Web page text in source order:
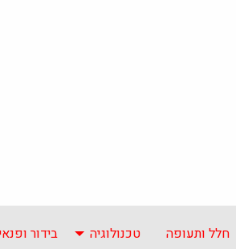
חלל ותעופה טכנולוגיה בידור